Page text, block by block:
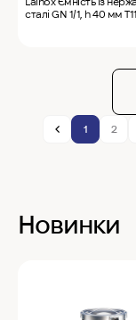
сталі GN 1/1, h 40 мм
1 2
Новинки